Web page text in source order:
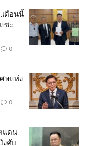
เดือนนี้
ซะ
0
ษแห่ง
0
แดน
งคับ